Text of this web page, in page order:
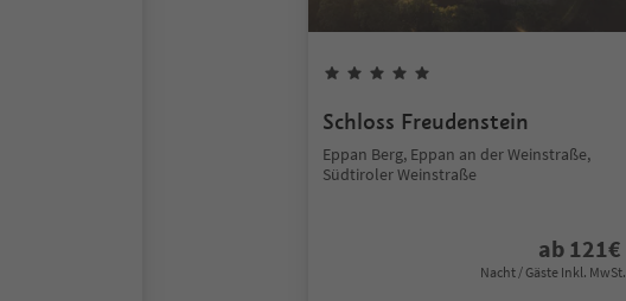
Schloss Freudenstein
Eppan Berg, Eppan an der Weinstraße,
Südtiroler Weinstraße
ab 121€
Nacht / Gäste Inkl. MwSt.